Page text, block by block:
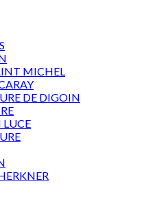
MICHEL
DE DIGOIN